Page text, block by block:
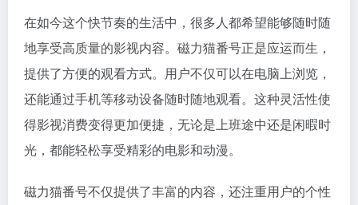
在如今这个快节奏的生活中，很多人都希望能够随时随
地享受高质量的影视内容。磁力猫番号正是应运而生，
提供了方便的观看方式。用户不仅可以在电脑上浏览，
还能通过手机等移动设备随时随地观看。这种灵活性使
得影视消费变得更加便捷，无论是上班途中还是闲暇时
光，都能轻松享受精彩的电影和动漫。
磁力猫番号不仅提供了丰富的内容，还注重用户的个性